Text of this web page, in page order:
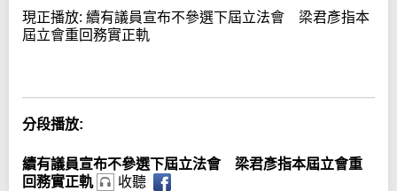
現正播放: 續有議員宣布不參選下屆立法會 梁君彥指本
屆立會重回務實正軌
分段播放:
續有議員宣布不參選下屆立法會 梁君彥指本屆立會重
回務實正軌
收聽